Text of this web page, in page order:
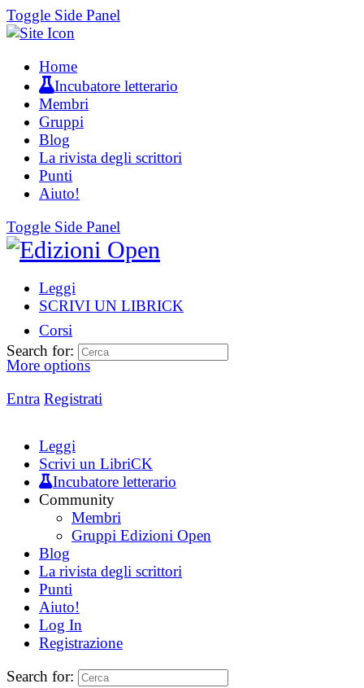
Toggle Side Panel
Home
Incubatore letterario
Membri
Gruppi
Blog
La rivista degli scrittori
Punti
Aiuto!
Toggle Side Panel
Leggi
SCRIVI UN LIBRICK
Corsi
More options
Entra Registrati
Search for:
Leggi
Scrivi un LibriCK
Incubatore letterario
Community
Membri
Gruppi Edizioni Open
Blog
La rivista degli scrittori
Punti
Aiuto!
Log In
Registrazione
Search for: